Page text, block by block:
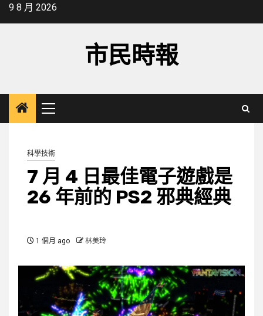
Skip9 8 月 2026
市民時報
Primary
Menu
科學技術
7 月 4 日最佳電子遊戲是
26 年前的 PS2 邪典經典
1 個月 ago 林美玲